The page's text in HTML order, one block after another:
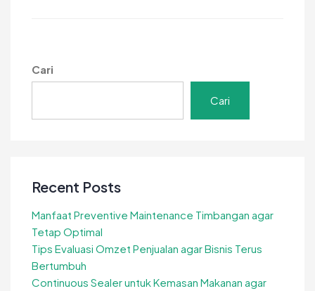
Ternyata
Cari
Cari
Recent Posts
Manfaat Preventive Maintenance Timbangan agar
Tetap Optimal
Tips Evaluasi Omzet Penjualan agar Bisnis Terus
Bertumbuh
Continuous Sealer untuk Kemasan Makanan agar